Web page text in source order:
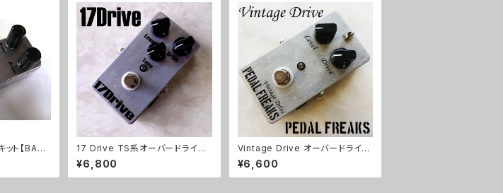
ト【BASI
17 Drive TS系オーバードライブ
キット【BASIC KIT】
¥6,800
Vintage Drive オーバードライブ
キット【PEDAL FREAKS】
¥6,600